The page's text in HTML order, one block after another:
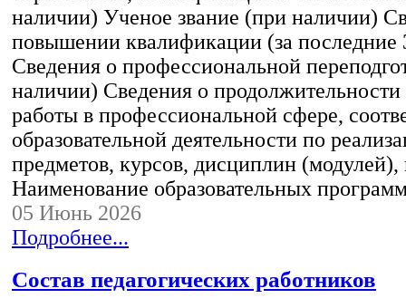
наличии) Ученое звание (при наличии)
повышении квалификации (за последние
Сведения о профессиональной
наличии) Сведения о
работы в профессиональной сфере,
образовательной деятельности по
предметов, курсов, дисциплин (модулей),
Наименование образовательных
05 Июнь 2026
Подробнее...
Состав педагогических работников